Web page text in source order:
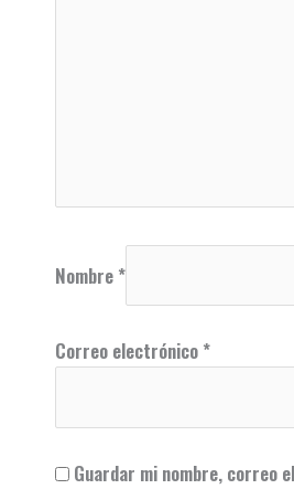
Nombre *
Correo electrónico *
Guardar mi nombre, correo